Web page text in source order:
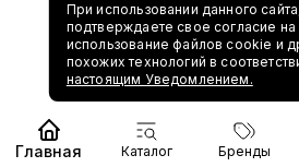
При использовании данного
подтверждаете свое согласие на
использование файлов cookie и
похожих технологий в
настоящим Уведомлением.
Главная Каталог Бренды